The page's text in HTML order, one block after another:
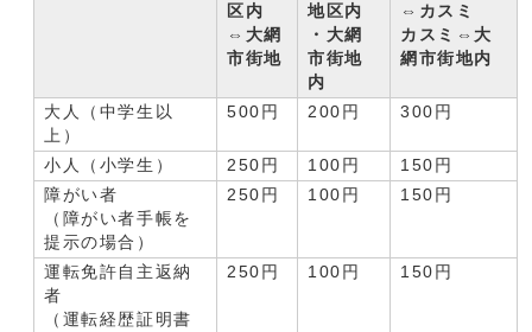
区内
⇔大網
市街地
地区内
・大網
市街地
内
⇔カスミ
カスミ⇔大
網市街地内
大人（中学生以
上）
500円 200円 300円
小人（小学生） 250円 100円
150円
障がい者
（障がい者手帳を
提示の場合）
250円 100円 150円
運転免許自主返納
者
（運転経歴証明書
250円 100円 150円